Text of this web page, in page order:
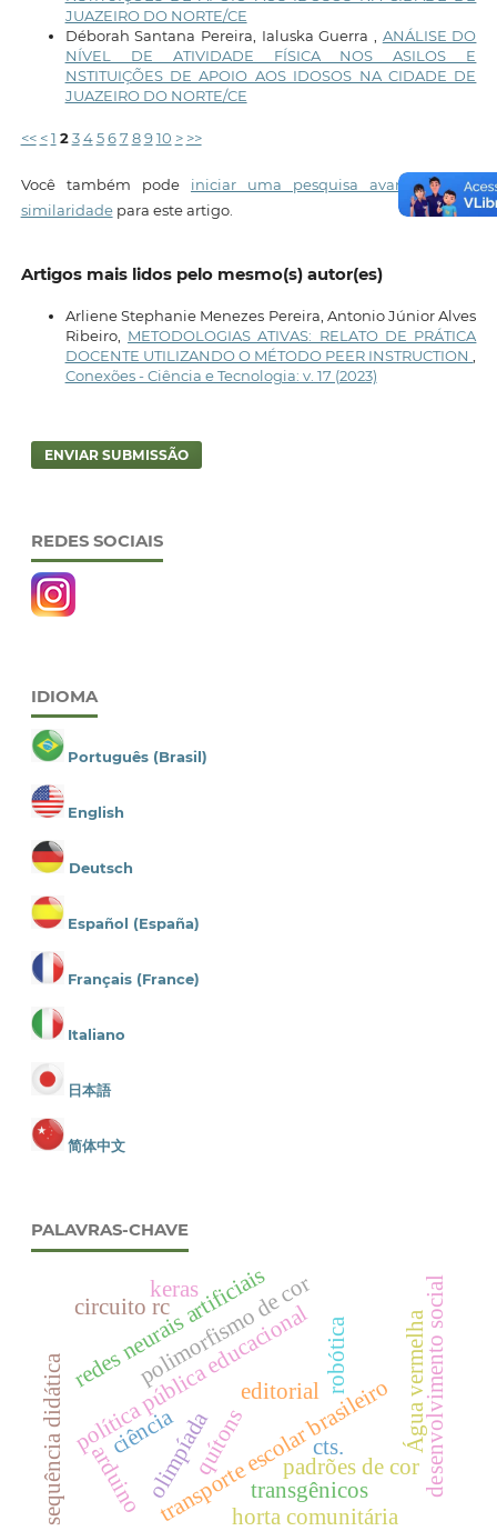
JUAZEIRO DO NORTE/CE
Déborah Santana Pereira, Ialuska Guerra , ANÁLISE DO
NÍVEL DE ATIVIDADE FÍSICA NOS ASILOS E
NSTITUIÇÕES DE APOIO AOS IDOSOS NA CIDADE DE
JUAZEIRO DO NORTE/CE
<< < 1 2 3 4 5 6 7 8 9 10 > >>
Você também pode iniciar uma pesquisa avançada por
similaridadepara este artigo.
Artigos mais lidos pelo mesmo(s) autor(es)
Arliene Stephanie Menezes Pereira, Antonio Júnior Alves
Ribeiro, METODOLOGIAS ATIVAS: RELATO DE PRÁTICA
DOCENTE UTILIZANDO O MÉTODO PEER INSTRUCTION
Conexões - Ciência e Tecnologia: v. 17 (2023)
ENVIAR SUBMISSÃO
REDES SOCIAIS
IDIOMA
Português (Brasil)
English
Deutsch
Español (España)
Français (France)
Italiano
日本語
简体中文
PALAVRAS-CHAVE
editorial
olimpíada
política pública educacional
transporte escolar brasileiro
padrões de cor
polimorfismo de cor
quítons
robótica
redes neurais artificiais
keras desenvolvimento social
sequência didática transgênicos
cts.
horta comunitária
Água vermelha
ciência
arduino
circuito rc